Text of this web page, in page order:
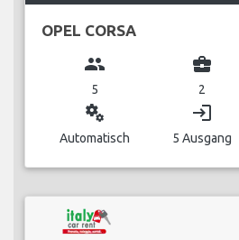
OPEL CORSA
group
5
business_center
2
miscellaneous_services
Automatisch
login
5 Ausgang